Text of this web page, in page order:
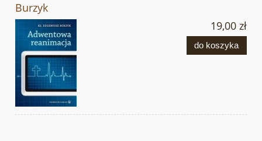
Burzyk
19,00 zł
do koszyka